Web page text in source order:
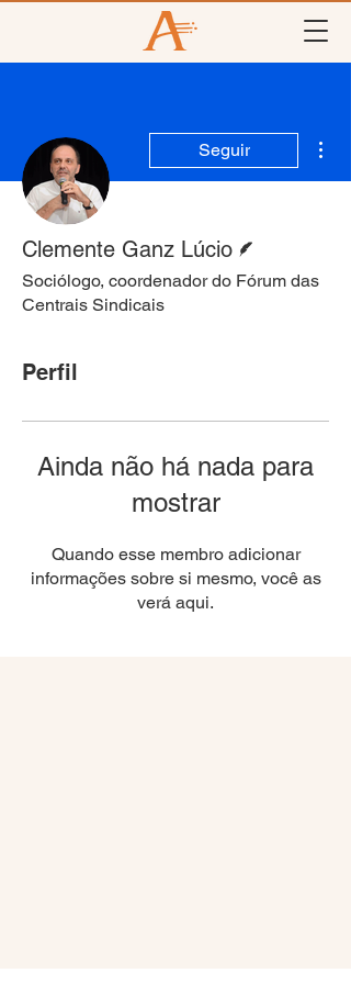
Seguir
Clemente Ganz Lúcio
Sociólogo, coordenador do Fórum das
Centrais Sindicais
Perfil
Ainda não há nada para
mostrar
Quando esse membro adicionar
informações sobre si mesmo, você as
verá aqui.